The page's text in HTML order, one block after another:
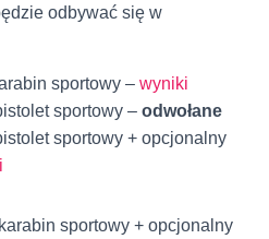
odbywać się w
sportowy – wyniki
sportowy – odwołane
sportowy + opcjonalny
sportowy + opcjonalny